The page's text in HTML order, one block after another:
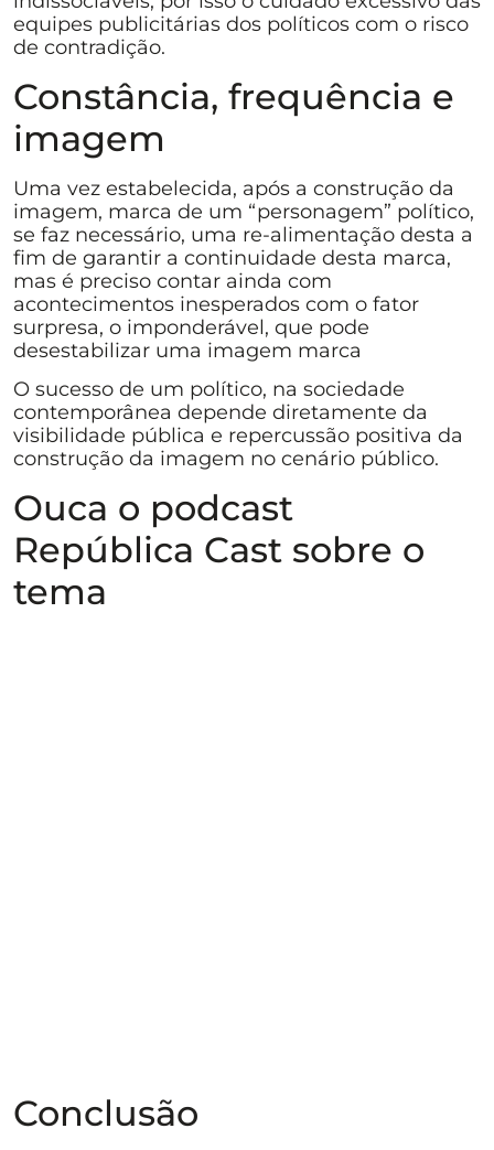
equipes publicitárias dos políticos com o risco
de contradição.
Constância, frequência e
imagem
Uma vez estabelecida, após a construção da
imagem, marca de um “personagem” político,
se faz necessário, uma re-alimentação desta a
fim de garantir a continuidade desta marca,
mas é preciso contar ainda com
acontecimentos inesperados com o fator
surpresa, o imponderável, que pode
desestabilizar uma imagem marca
O sucesso de um político, na sociedade
contemporânea depende diretamente da
visibilidade pública e repercussão positiva da
construção da imagem no cenário público.
Ouca o podcast
República Cast sobre o
tema
Conclusão